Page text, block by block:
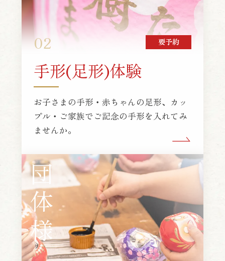
02
手形(足形)体験
お子さまの手形・赤ちゃんの足形、カッ
プル・ご家族でご記念の手形を入れてみ
ませんか。
要予約
団体様